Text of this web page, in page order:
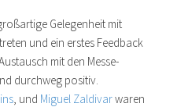
Gelegenheit mit
und ein erstes Feedback
mit den Messe-
durchweg positiv.
, und Miguel Zaldivarwaren